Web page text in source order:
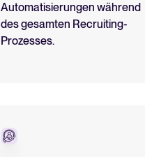
Automatisierungen während
des gesamten Recruiting-
Prozesses.